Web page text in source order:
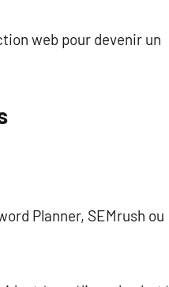
web pour devenir un
Planner, SEMrush ou